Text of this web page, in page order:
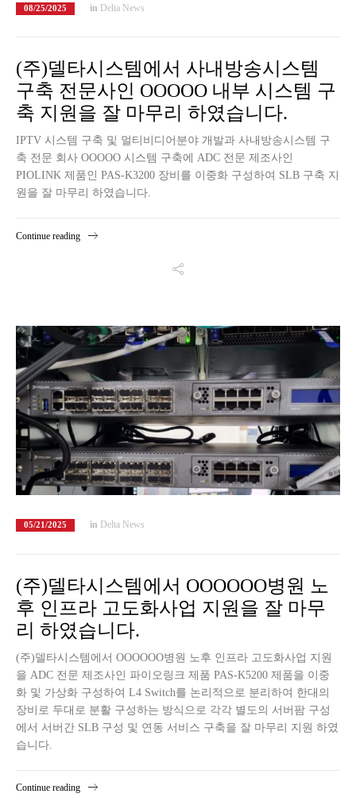
08/25/2025 in Delta News
(주)델타시스템에서 사내방송시스템
구축 전문사인 OOOOO 내부 시스템 구
축 지원을 잘 마무리 하였습니다.
IPTV 시스템 구축 및 멀티비디어분야 개발과 사내방송시스템 구
축 전문 회사 OOOOO 시스템 구축에 ADC 전문 제조사인
PIOLINK 제품인 PAS-K3200 장비를 이중화 구성하여 SLB 구축 지
원을 잘 마무리 하였습니다.
Continue reading
05/21/2025 in Delta News
(주)델타시스템에서 OOOOOO병원 노
후 인프라 고도화사업 지원을 잘 마무
리 하였습니다.
(주)델타시스템에서 OOOOOO병원 노후 인프라 고도화사업 지원
을 ADC 전문 제조사인 파이오링크 제품 PAS-K5200 제품을 이중
화 및 가상화 구성하여 L4 Switch를 논리적으로 분리하여 한대의
장비로 두대로 분활 구성하는 방식으로 각각 별도의 서버팜 구성
에서 서버간 SLB 구성 및 연동 서비스 구축을 잘 마무리 지원 하였
습니다.
Continue reading